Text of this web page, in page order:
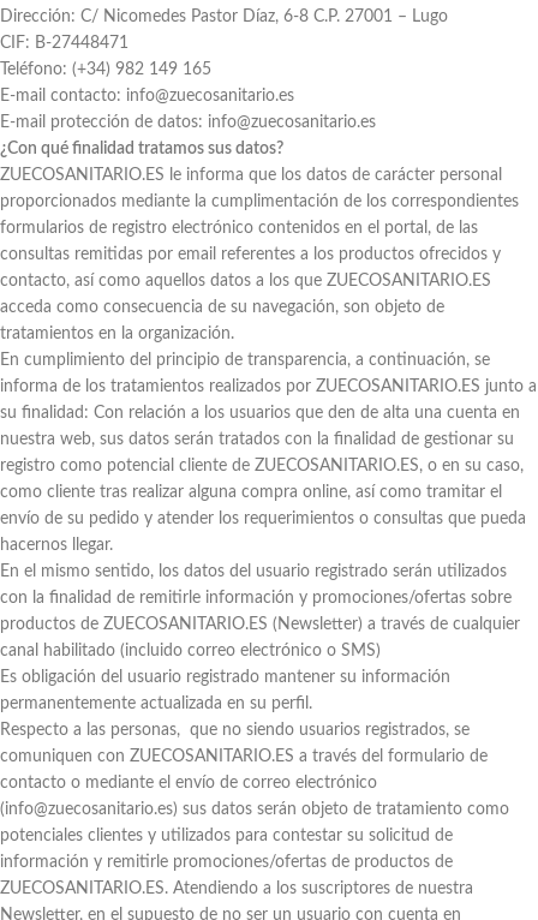
Dirección: C/ Nicomedes Pastor Díaz, 6-8 C.P. 27001 – Lugo
CIF: B-27448471
Teléfono: (+34) 982 149 165
E-mail contacto: info@zuecosanitario.es
E-mail protección de datos: info@zuecosanitario.es
¿Con qué finalidad tratamos sus datos?
ZUECOSANITARIO.ES le informa que los datos de carácter personal
proporcionados mediante la cumplimentación de los correspondientes
formularios de registro electrónico contenidos en el portal, de las
consultas remitidas por email referentes a los productos ofrecidos y
contacto, así como aquellos datos a los que ZUECOSANITARIO.ES
acceda como consecuencia de su navegación, son objeto de
tratamientos en la organización.
En cumplimiento del principio de transparencia, a continuación, se
informa de los tratamientos realizados por ZUECOSANITARIO.ES junto a
su finalidad: Con relación a los usuarios que den de alta una cuenta en
nuestra web, sus datos serán tratados con la finalidad de gestionar su
registro como potencial cliente de ZUECOSANITARIO.ES, o en su caso,
como cliente tras realizar alguna compra online, así como tramitar el
envío de su pedido y atender los requerimientos o consultas que pueda
hacernos llegar.
En el mismo sentido, los datos del usuario registrado serán utilizados
con la finalidad de remitirle información y promociones/ofertas sobre
productos de ZUECOSANITARIO.ES (Newsletter) a través de cualquier
canal habilitado (incluido correo electrónico o SMS)
Es obligación del usuario registrado mantener su información
permanentemente actualizada en su perfil.
Respecto a las personas, que no siendo usuarios registrados, se
comuniquen con ZUECOSANITARIO.ES a través del formulario de
contacto o mediante el envío de correo electrónico
(info@zuecosanitario.es) sus datos serán objeto de tratamiento como
potenciales clientes y utilizados para contestar su solicitud de
información y remitirle promociones/ofertas de productos de
ZUECOSANITARIO.ES. Atendiendo a los suscriptores de nuestra
Newsletter, en el supuesto de no ser un usuario con cuenta en